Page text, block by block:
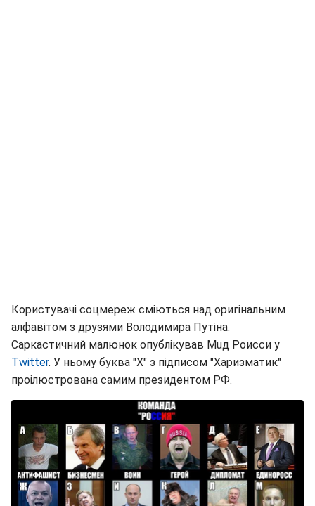
Користувачі соцмереж сміються над оригінальним
алфавітом з друзями Володимира Путіна.
Саркастичний малюнок опублікував Мuд Роисси у
Twitter. У ньому буква "Х" з підписом "Харизматик"
проілюстрована самим президентом РФ.